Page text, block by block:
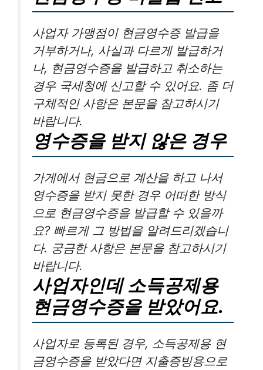
사업자 가맹점이 현금영수증 발급을
거부하거나, 사실과 다르게 발급하거
나, 현금영수증을 발급하고 취소하는
경우 국세청에 신고할 수 있어요. 좀 더
구체적인 사항은 본문을 참고하시기
바랍니다.
영수증을 받지 않은 경우
가게에서 현금으로 계산을 하고 나서
영수증을 받지 못한 경우 어떠한 방식
으로 현금영수증을 발급할 수 있을까
요? 빠르게 그 방법을 알려드리겠습니
다. 궁금한 사항은 본문을 참고하시기
바랍니다.
사업자인데 소득공제용
현금영수증을 받았어요.
사업자로 등록된 경우, 소득공제용 현
금영수증을 받았다면 지출증빙용으로